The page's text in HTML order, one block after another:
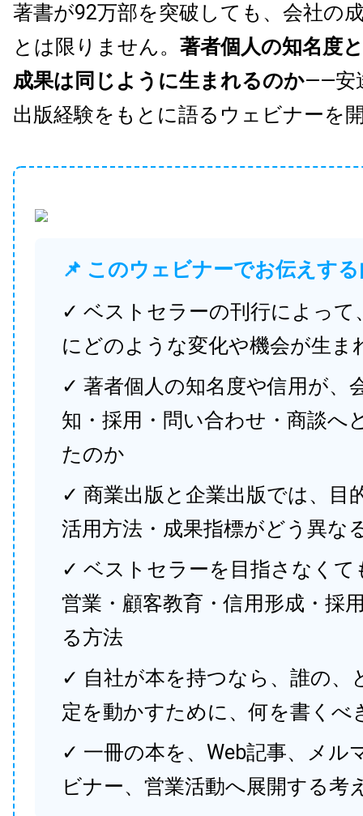
著書が92万部を突破しても、会社の
とは限りません。 著者個人の知名度
成果は同じように生まれるのか——安
出版経験をもとに語るウェビナーを
📌 このウェビナーでお伝えす
✓ ベストセラーの刊行によって
にどのような変化や機会が生ま
✓ 著者個人の知名度や信用が、
知・採用・問い合わせ・商談へ
たのか
✓ 商業出版と企業出版では、目
活用方法・成果指標がどう異な
✓ ベストセラーを目指さなくて
営業・顧客教育・信用形成・採
る方法
✓ 自社が本を持つなら、誰の、
定を動かすために、何を書くべ
✓ 一冊の本を、Web記事、メル
ビナー、営業活動へ展開する考